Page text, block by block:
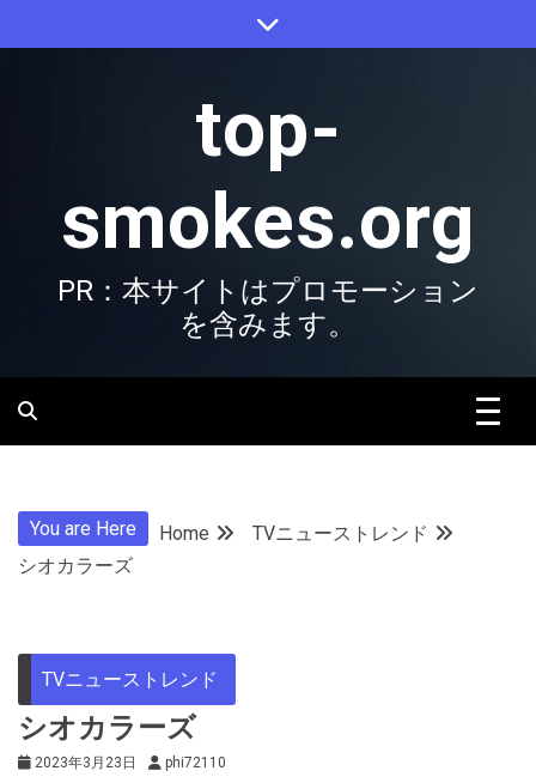
to
top-
smokes.org
PR：本サイトはプロモーション
を含みます。
You are Here Home
TVニューストレンド
シオカラーズ
TVニューストレンド
シオカラーズ
2023年3月23日 phi72110